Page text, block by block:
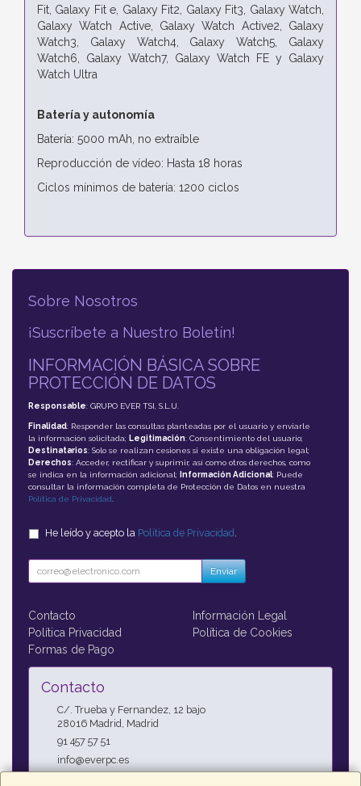
Fit, Galaxy Fit e, Galaxy Fit2, Galaxy Fit3, Galaxy Watch,
Galaxy Watch Active, Galaxy Watch Active2, Galaxy
Watch3, Galaxy Watch4, Galaxy Watch5, Galaxy
Watch6, Galaxy Watch7, Galaxy Watch FE y Galaxy
Watch Ultra
Batería y autonomía
Batería: 5000 mAh, no extraíble
Reproducción de vídeo: Hasta 18 horas
Ciclos mínimos de batería: 1200 ciclos
Sobre Nosotros
¡Suscríbete a Nuestro Boletín!
INFORMACIÓN BÁSICA SOBRE
PROTECCIÓN DE DATOS
Responsable: GRUPO EVER TSI, S.L.U.
Finalidad: Responder las consultas planteadas por el usuario y enviarle
la información solicitada; Legitimación: Consentimiento del usuario;
Destinatarios: Solo se realizan cesiones si existe una obligación legal;
Derechos: Acceder, rectificar y suprimir, así como otros derechos, como
se indica en la información adicional;
Información Adicional: Puede
consultar la información completa de Protección de Datos en nuestra
Política de Privacidad
He leído y acepto la Política de Privacidad
Enviar
Contacto
Información Legal
Política Privacidad
Política de Cookies
Formas de Pago
Contacto
C/. Trueba y Fernandez, 12 bajo
28016 Madrid Madrid
91 457 57 51
info@everpc.es